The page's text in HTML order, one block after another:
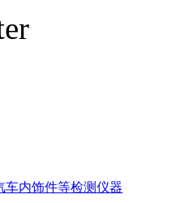
车内饰件等检测仪器